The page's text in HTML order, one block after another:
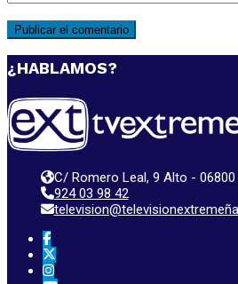
¿HABLAMOS?
C/ Romero Leal, 9 Alto -
924 03 98 42